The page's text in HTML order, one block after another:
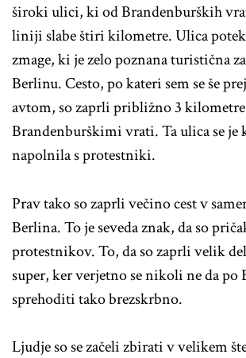
široki ulici, ki od Brandenburških
liniji slabe štiri kilometre. Ulica
zmage, ki je zelo poznana turistična
Berlinu. Cesto, po kateri sem se še
avtom, so zaprli približno 3
Brandenburškimi vrati. Ta ulica se je
napolnila s protestniki.
Prav tako so zaprli večino cest v
Berlina. To je seveda znak, da so
protestnikov. To, da so zaprli velik
super, ker verjetno se nikoli ne da po
sprehoditi tako brezskrbno.
Ljudje so se začeli zbirati v velikem